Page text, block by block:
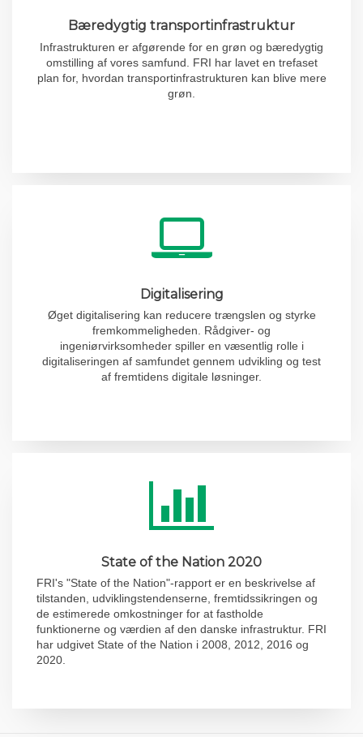
Bæredygtig transportinfrastruktur
Infrastrukturen er afgørende for en grøn og bæredygtig
omstilling af vores samfund. FRI har lavet en trefaset
plan for, hvordan transportinfrastrukturen kan blive mere
grøn.
Digitalisering
Øget digitalisering kan reducere trængslen og styrke
fremkommeligheden. Rådgiver- og
ingeniørvirksomheder spiller en væsentlig rolle i
digitaliseringen af samfundet gennem udvikling og test
af fremtidens digitale løsninger.
State of the Nation 2020
FRI's "State of the Nation"-rapport er en beskrivelse af
tilstanden, udviklingstendenserne, fremtidssikringen og
de estimerede omkostninger for at fastholde
funktionerne og værdien af den danske infrastruktur. FRI
har udgivet State of the Nation i 2008, 2012, 2016 og
2020.